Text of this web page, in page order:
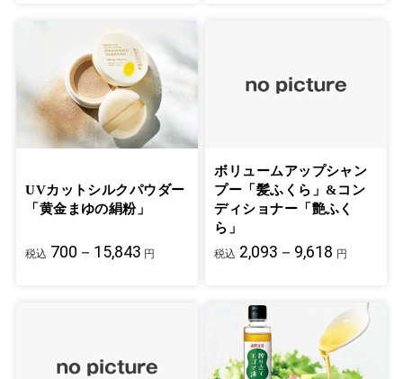
UVカットシルクパウダー
「黄金まゆの絹粉」
税込 700－15,843 円
ボリュームアップシャン
プー「髪ふくら」&コン
ディショナー「艶ふく
ら」
税込 2,093－9,618 円